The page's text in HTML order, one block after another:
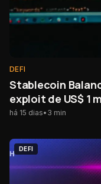
DEFI
Stablecoin
exploit de US$ 1
há 15 dias• 3 min
DEFI